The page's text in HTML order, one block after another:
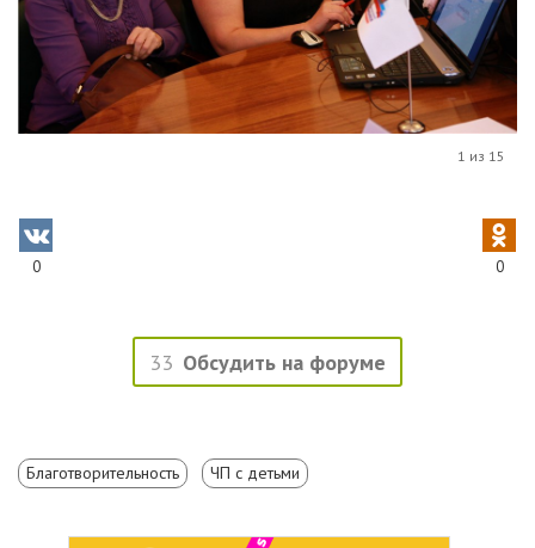
1 из 15
0 0
33 Обсудить на форуме
Благотворительность ЧП с детьми